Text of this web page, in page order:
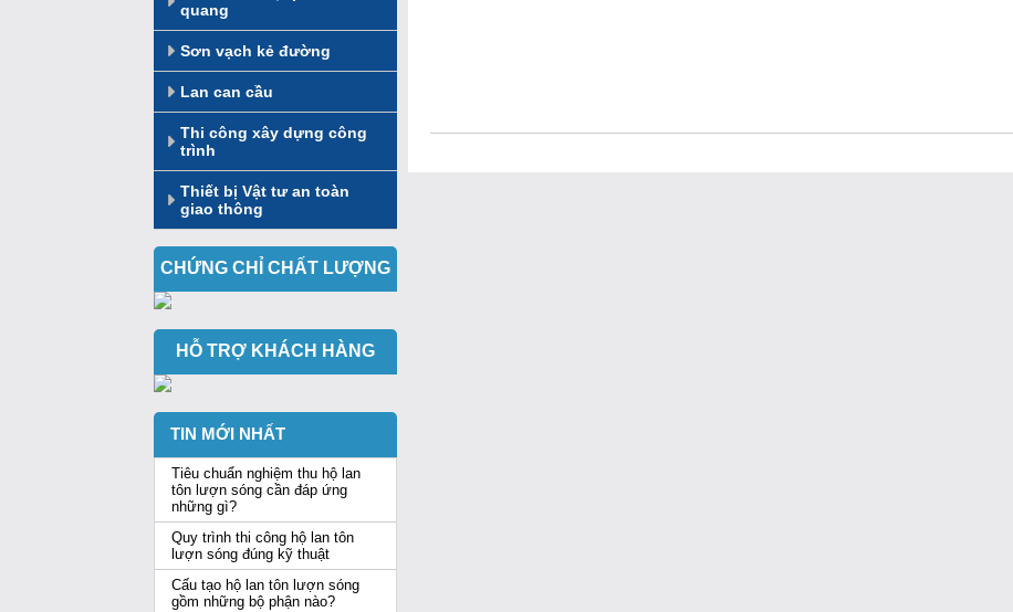
quang
Sơn vạch kẻ đường
Lan can cầu
Thi công xây dựng công
trình
Thiết bị Vật tư an toàn
giao thông
CHỨNG CHỈ CHẤT LƯỢNG
HỖ TRỢ KHÁCH HÀNG
TIN MỚI NHẤT
Tiêu chuẩn nghiệm thu hộ lan
tôn lượn sóng cần đáp ứng
những gì?
Quy trình thi công hộ lan tôn
lượn sóng đúng kỹ thuật
Cấu tạo hộ lan tôn lượn sóng
gồm những bộ phận nào?